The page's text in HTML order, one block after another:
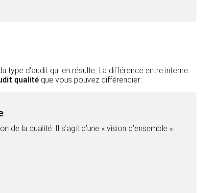
type d’audit qui en résulte. La différence entre interne
qualité que vous pouvez différencier :
de la qualité. Il s’agit d’une « vision d’ensemble ».